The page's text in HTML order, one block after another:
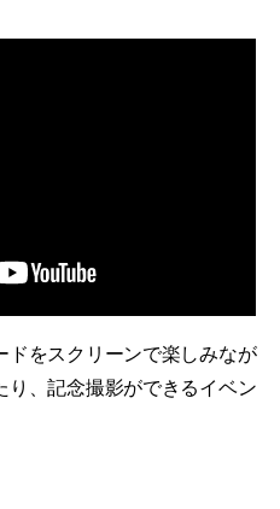
ドをスクリーンで楽しみなが
り、記念撮影ができるイベン